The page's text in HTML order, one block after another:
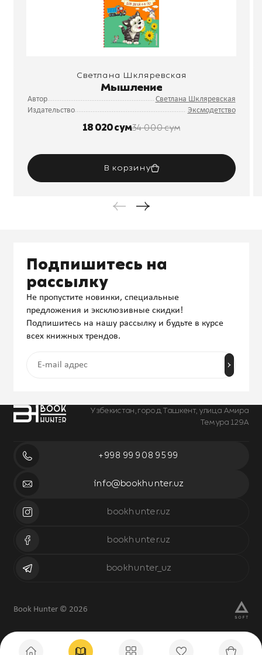
Светлана Шкляревская
Мышление
Автор
Светлана Шкляревская
Издательство
Эксмодетство
18 020 сум34 000 сум
В корзину
Узбекистан, город Ташкент, улица Амира
Темура 129А
+998 99 908 95 99
info@bookhunter.uz
bookhunter.uz
bookhunter.uz
bookhunter_uz
Подпишитесь на
рассылку
Не пропустите новинки, специальные
предложения и эксклюзивные скидки!
Подпишитесь на нашу рассылку и будьте в курсе
всех книжных трендов.
Book Hunter © 2026